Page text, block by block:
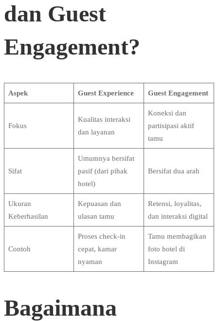
dan Guest
Engagement?
Aspek Guest Experience Guest Engagement
Fokus
Kualitas interaksi
dan layanan
Koneksi dan
partisipasi aktif
tamu
Sifat
Umumnya bersifat
pasif (dari pihak
hotel)
Bersifat dua arah
Ukuran
Keberhasilan
Kepuasan dan
ulasan tamu
Retensi, loyalitas,
dan interaksi digital
Contoh
Proses check-in
cepat, kamar
nyaman
Tamu membagikan
foto hotel di
Instagram
Bagaimana